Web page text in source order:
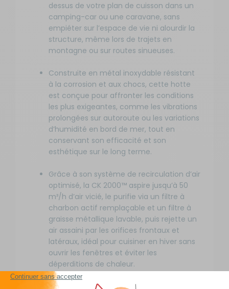
dessus de votre plan de cuisson dans un
camping-car ou une caravane, sans
empiéter sur l’espace de vie ni alourdir la
structure, même lors de trajets en
montagne ou sur routes sinueuses.
Construite en métal inoxydable résistant
à la corrosion et aux chocs, cette hotte
est conçue pour affronter les conditions
les plus exigeantes, comme les vibrations
prolongées sur autoroute ou les variations
d’humidité en bord de mer, tout en
conservant son efficacité et son
esthétique sur le long terme.
Grâce à son système de recirculation d’air
optimisé, la CK 2000™ aspire jusqu’à 50
m³/h d’air vicié, le purifie via un filtre à
charbon actif remplaçable et un filtre à
graisse métallique lavable, puis rejette un
air assaini par les orifices frontaux et
latéraux, idéal pour cuisiner en hiver sans
ouvrir les fenêtres et éviter les
déperditions de chaleur.
Son fonctionnement en 12 V DC et sa